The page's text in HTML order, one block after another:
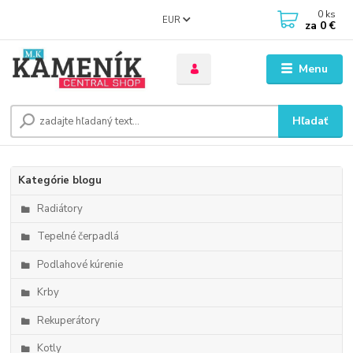
Menu
EUR
Hľadať
0 ks
za 0 €
Kategórie blogu
Radiátory
Tepelné čerpadlá
Podlahové kúrenie
Krby
Rekuperátory
Kotly